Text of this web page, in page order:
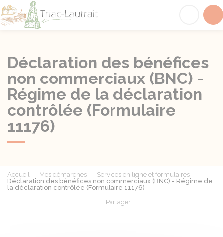
Déclaration des bénéfices
non commerciaux (BNC) -
Régime de la déclaration
contrôlée (Formulaire
11176)
Accueil Mes démarches
Services en ligne et formulaires
Déclaration des bénéfices non commerciaux (BNC) - Régime de
la déclaration contrôlée (Formulaire 11176)
Partager